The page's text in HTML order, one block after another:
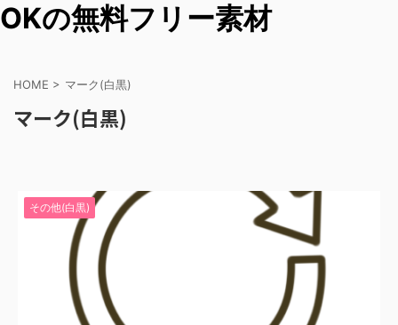
OKの無料フリー素材
HOME > マーク(白黒)
マーク(白黒)
その他(白黒)